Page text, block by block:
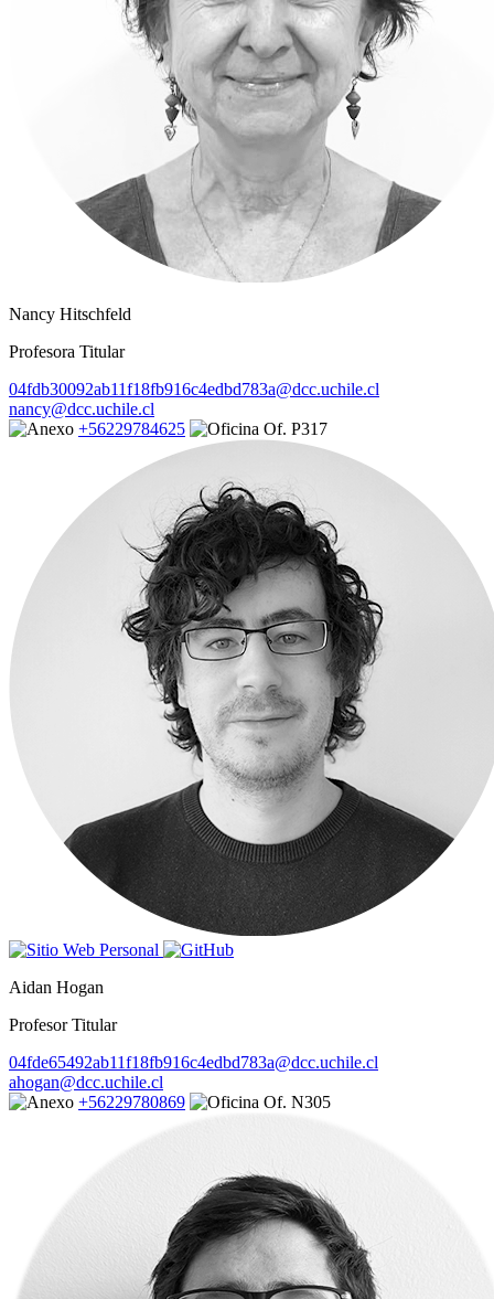
Nancy Hitschfeld
Profesora Titular
04fdb30092ab11f18fb916c4edbd783a@dcc.uchile.cl
nancy@dcc.uchile.cl
+56229784625
Of. P317
Aidan Hogan
Profesor Titular
04fde65492ab11f18fb916c4edbd783a@dcc.uchile.cl
ahogan@dcc.uchile.cl
+56229780869
Of. N305